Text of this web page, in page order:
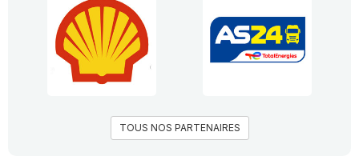
TOUS NOS PARTENAIRES